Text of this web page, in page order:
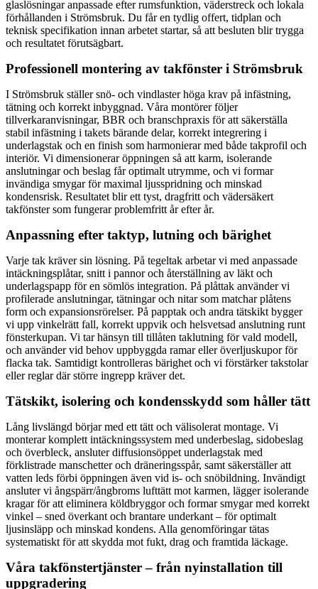
glaslösningar anpassade efter rumsfunktion, väderstreck och lokala
förhållanden i Strömsbruk. Du får en tydlig offert, tidplan och
teknisk specifikation innan arbetet startar, så att besluten blir trygga
och resultatet förutsägbart.
Professionell montering av takfönster i Strömsbruk
I Strömsbruk ställer snö- och vindlaster höga krav på infästning,
tätning och korrekt inbyggnad. Våra montörer följer
tillverkaranvisningar, BBR och branschpraxis för att säkerställa
stabil infästning i takets bärande delar, korrekt integrering i
underlagstak och en finish som harmonierar med både takprofil och
interiör. Vi dimensionerar öppningen så att karm, isolerande
anslutningar och beslag får optimalt utrymme, och vi formar
invändiga smygar för maximal ljusspridning och minskad
kondensrisk. Resultatet blir ett tyst, dragfritt och vädersäkert
takfönster som fungerar problemfritt år efter år.
Anpassning efter taktyp, lutning och bärighet
Varje tak kräver sin lösning. På tegeltak arbetar vi med anpassade
intäckningsplåtar, snitt i pannor och återställning av läkt och
underlagspapp för en sömlös integration. På plåttak använder vi
profilerade anslutningar, tätningar och nitar som matchar plåtens
form och expansionsrörelser. På papptak och andra tätskikt bygger
vi upp vinkelrätt fall, korrekt uppvik och helsvetsad anslutning runt
fönsterkupan. Vi tar hänsyn till tillåten taklutning för vald modell,
och använder vid behov uppbyggda ramar eller överljuskupor för
flacka tak. Samtidigt kontrolleras bärighet och vi förstärker takstolar
eller reglar där större ingrepp kräver det.
Tätskikt, isolering och kondensskydd som håller tätt
Lång livslängd börjar med ett tätt och välisolerat montage. Vi
monterar komplett intäckningssystem med underbeslag, sidobeslag
och överbleck, ansluter diffusionsöppet underlagstak med
förklistrade manschetter och dräneringsspår, samt säkerställer att
vatten leds förbi öppningen även vid is- och snöbildning. Invändigt
ansluter vi ångspärr/ångbroms lufttätt mot karmen, lägger isolerande
kragar för att eliminera köldbryggor och formar smygar med korrekt
vinkel – sned överkant och brantare underkant – för optimalt
ljusinsläpp och minskad kondens. Alla genomföringar tätas
systematiskt för att skydda mot fukt, drag och framtida läckage.
Våra takfönstertjänster – från nyinstallation till
uppgradering